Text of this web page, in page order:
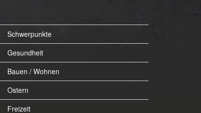
Schwerpunkte
Gesundheit
Bauen / Wohnen
Ostern
Freizeit